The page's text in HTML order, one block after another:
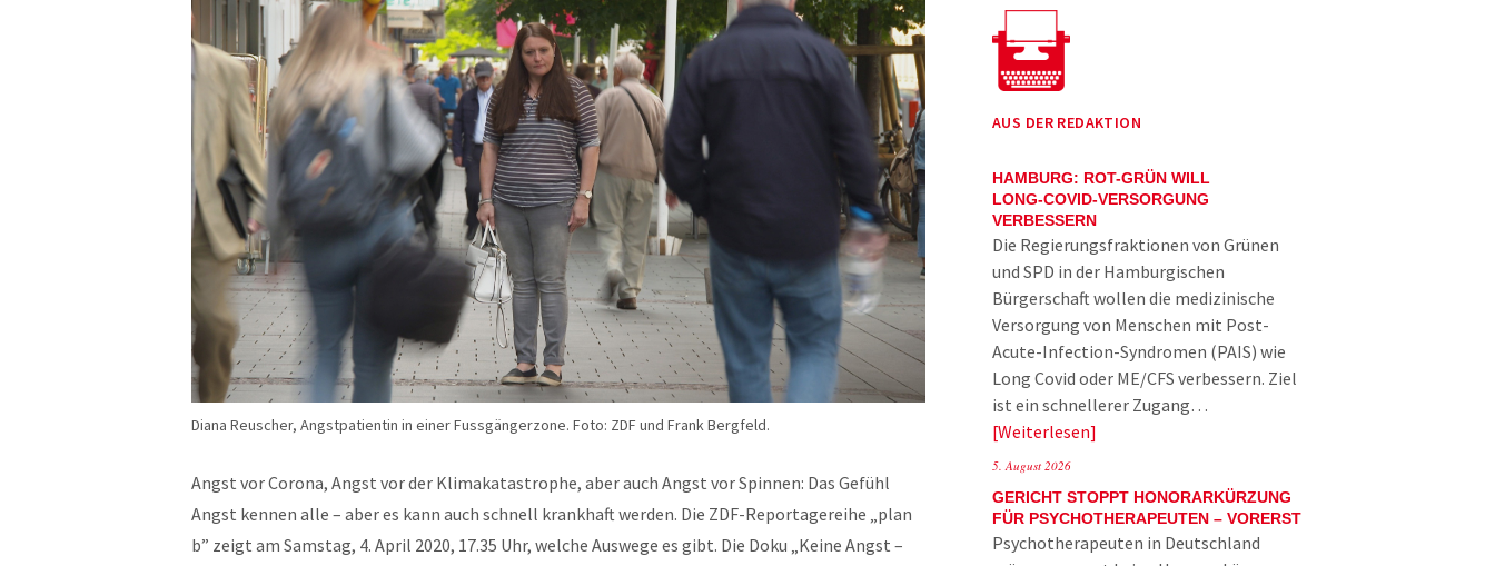
Diana Reuscher, Angstpatientin in einer Fussgängerzone. Foto: ZDF und Frank Bergfeld.
Angst vor Corona, Angst vor der Klimakatastrophe, aber auch Angst vor Spinnen: Das Gefühl
Angst kennen alle – aber es kann auch schnell krankhaft werden. Die ZDF-Reportagereihe „plan
b” zeigt am Samstag, 4. April 2020, 17.35 Uhr, welche Auswege es gibt. Die Doku „Keine Angst –
AUS DER REDAKTION
HAMBURG: ROT-GRÜN WILL
LONG-COVID-VERSORGUNG
VERBESSERN
Die Regierungsfraktionen von Grünen
und SPD in der Hamburgischen
Bürgerschaft wollen die medizinische
Versorgung von Menschen mit Post-
Acute-Infection-Syndromen (PAIS) wie
Long Covid oder ME/CFS verbessern. Ziel
ist ein schnellerer Zugang…
Weiterlesen
5. August 2026
GERICHT STOPPT HONORARKÜRZUNG
FÜR PSYCHOTHERAPEUTEN – VORERST
Psychotherapeuten in Deutschland